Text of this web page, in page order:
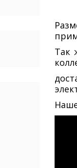
Так